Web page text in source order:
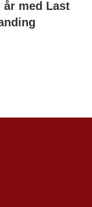
år med Last